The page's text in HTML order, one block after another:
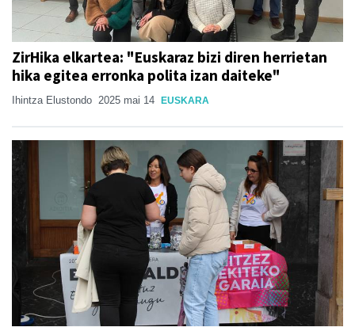
ZirHika elkartea: "Euskaraz bizi diren herrietan
hika egitea erronka polita izan daiteke"
Ihintza Elustondo 2025 mai 14 EUSKARA